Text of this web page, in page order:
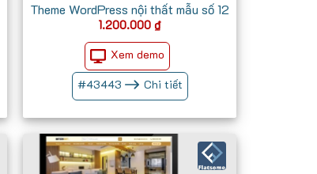
Theme WordPress nội thất mẫu số 12
1.200.000 ₫
Xem demo
#43443 Chi tiết